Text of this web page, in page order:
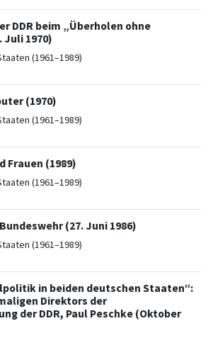
DDR beim „Überholen ohne
Juli 1970)
(1961–1989)
(1970)
(1961–1989)
Frauen (1989)
(1961–1989)
(27. Juni 1986)
(1961–1989)
in beiden deutschen Staaten“:
Direktors der
der DDR, Paul Peschke (Oktober